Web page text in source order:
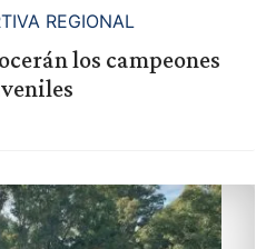
REGIONAL
los campeones